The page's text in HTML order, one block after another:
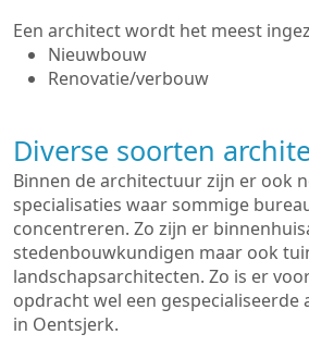
Een architect wordt het meest
Nieuwbouw
Renovatie/verbouw
Diverse soorten
Binnen de architectuur zijn er ook
specialisaties waar sommige
concentreren. Zo zijn er
stedenbouwkundigen maar ook
landschapsarchitecten. Zo is er
opdracht wel een gespecialiseerde
in Oentsjerk.